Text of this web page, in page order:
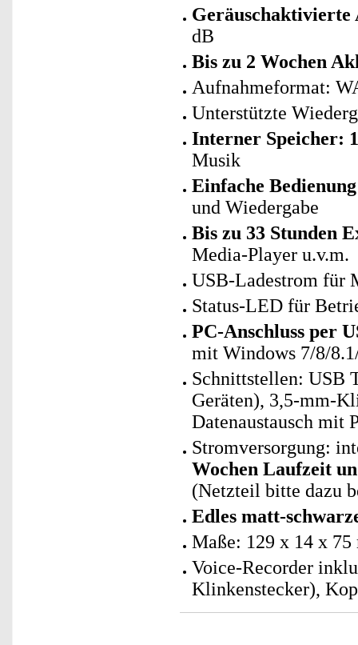
dB
Bis zu 2 Wochen
Aufnahmeformat:
Unterstützte
Interner Speicher:
Musik
Einfache
und Wiedergabe
Bis zu 33 Stunden
Media-Player u.v.m.
USB-Ladestrom für
Status-LED für
PC-Anschluss per
mit Windows 7/8/
Schnittstellen: USB
Geräten), 3,5-mm-
Datenaustausch mit
Stromversorgung:
Wochen Laufzeit
(Netzteil bitte dazu
Edles matt-
Maße: 129 x 14 x
Voice-Recorder
Klinkenstecker),